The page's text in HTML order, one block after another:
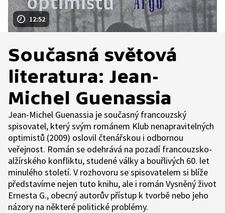
12:52
Současná světová
literatura: Jean-
Michel Guenassia
Jean-Michel Guenassia je současný francouzský
spisovatel, který svým románem Klub nenapravitelných
optimistů (2009) oslovil čtenářskou i odbornou
veřejnost. Román se odehrává na pozadí francouzsko-
alžírského konfliktu, studené války a bouřlivých 60. let
minulého století. V rozhovoru se spisovatelem si blíže
představíme nejen tuto knihu, ale i román Vysněný život
Ernesta G., obecný autorův přístup k tvorbě nebo jeho
názory na některé politické problémy.